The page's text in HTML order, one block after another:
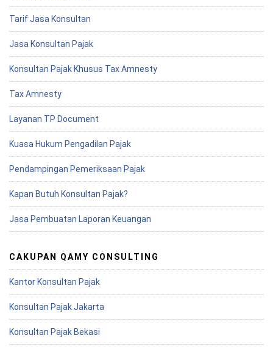
Tarif Jasa Konsultan
Jasa Konsultan Pajak
Konsultan Pajak Khusus Tax Amnesty
Tax Amnesty
Layanan TP Document
Kuasa Hukum Pengadilan Pajak
Pendampingan Pemeriksaan Pajak
Kapan Butuh Konsultan Pajak?
Jasa Pembuatan Laporan Keuangan
CAKUPAN QAMY CONSULTING
Kantor Konsultan Pajak
Konsultan Pajak Jakarta
Konsultan Pajak Bekasi